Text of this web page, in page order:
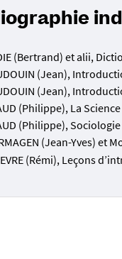
(Bertrand) et alii,
(Jean),
(Jean),
(Philippe), La
(Philippe),
(Jean-Yves) et
(Rémi), Leçons